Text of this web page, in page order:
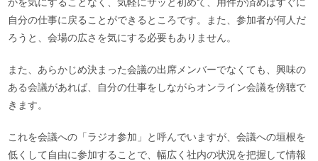
自分の仕事に戻ることができるところです。また、参加者が何人だ
ろうと、会場の広さを気にする必要もありません。
また、あらかじめ決まった会議の出席メンバーでなくても、興味の
ある会議があれば、自分の仕事をしながらオンライン会議を傍聴で
きます。
これを会議への「ラジオ参加」と呼んでいますが、会議への垣根を
低くして自由に参加することで、幅広く社内の状況を把握して情報